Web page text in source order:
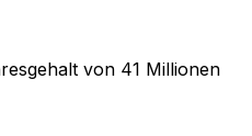
von 41 Millionen